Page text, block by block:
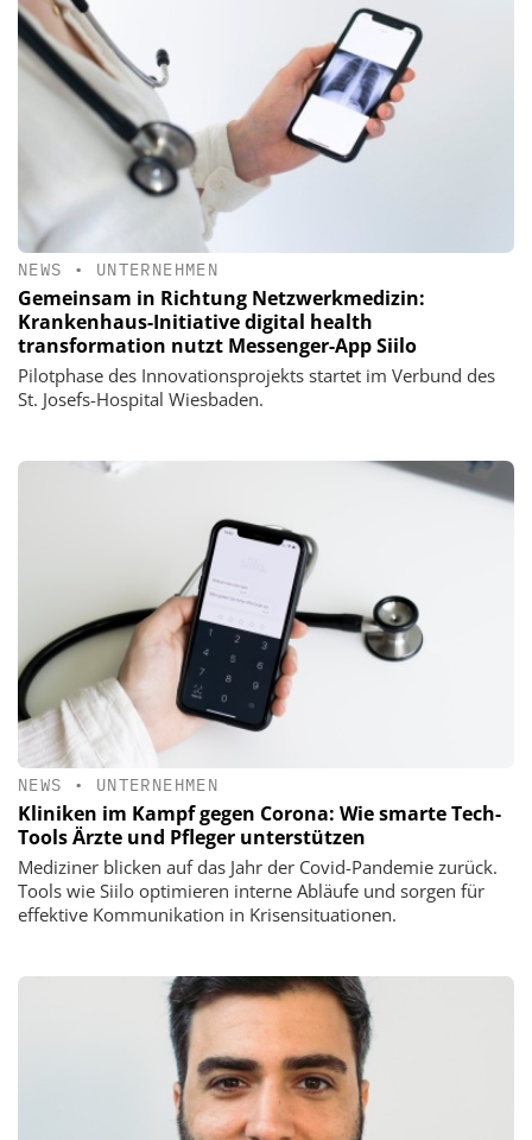
NEWS • UNTERNEHMEN
Gemeinsam in Richtung Netzwerkmedizin:
Krankenhaus-Initiative digital health
transformation nutzt Messenger-App Siilo
Pilotphase des Innovationsprojekts startet im Verbund des
St. Josefs-Hospital Wiesbaden.
NEWS • UNTERNEHMEN
Kliniken im Kampf gegen Corona: Wie smarte Tech-
Tools Ärzte und Pfleger unterstützen
Mediziner blicken auf das Jahr der Covid-Pandemie zurück.
Tools wie Siilo optimieren interne Abläufe und sorgen für
effektive Kommunikation in Krisensituationen.